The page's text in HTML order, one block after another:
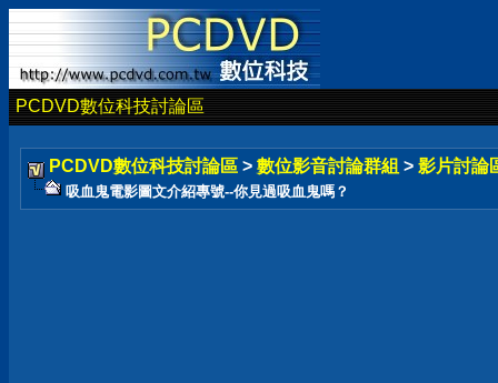
PCDVD數位科技討論區
PCDVD數位科技討論區 > 數位影音討論群組 > 影片討論
吸血鬼電影圖文介紹專號--你見過吸血鬼嗎？